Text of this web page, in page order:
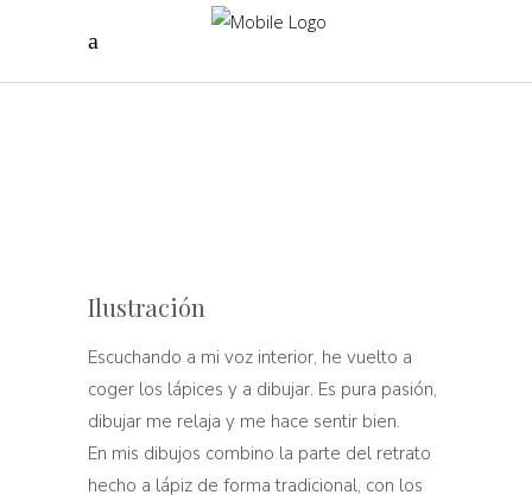
Ilustración
Escuchando a mi voz interior, he vuelto a
coger los lápices y a dibujar. Es pura pasión,
dibujar me relaja y me hace sentir bien.
En mis dibujos combino la parte del retrato
hecho a lápiz de forma tradicional, con los